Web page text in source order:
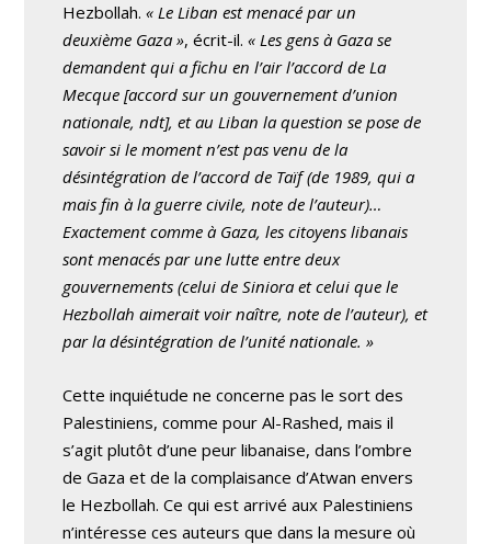
Hezbollah.« Le Liban est menacé par un
deuxième Gaza », écrit-il.« Les gens à Gaza se
demandent qui a fichu en l’air l’accord de La
Mecque [accord sur un gouvernement d’union
nationale, ndt], et au Liban la question se pose de
savoir si le moment n’est pas venu de la
désintégration de l’accord de Taïf (de 1989, qui a
mais fin à la guerre civile, note de l’auteur)…
Exactement comme à Gaza, les citoyens libanais
sont menacés par une lutte entre deux
gouvernements (celui de Siniora et celui que le
Hezbollah aimerait voir naître, note de l’auteur), et
par la désintégration de l’unité nationale. »
Cette inquiétude ne concerne pas le sort des
Palestiniens, comme pour Al-Rashed, mais il
s’agit plutôt d’une peur libanaise, dans l’ombre
de Gaza et de la complaisance d’Atwan envers
le Hezbollah. Ce qui est arrivé aux Palestiniens
n’intéresse ces auteurs que dans la mesure où